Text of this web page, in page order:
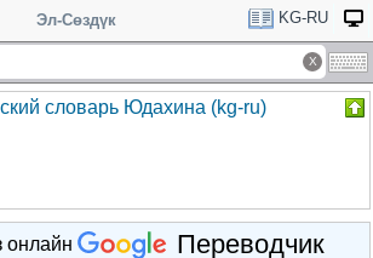
Эл-Сөздүк KG-RU
словарь Юдахина (kg-ru)
онлайн Переводчик